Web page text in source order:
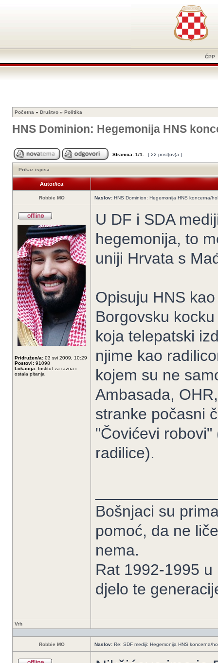
ČPP
Početna » Društvo » Politika
HNS Dominion: Hegemonija HNS
Stranica: 1/1 [ 22 post(ov)a ]
Prikaz ispisa
Autor/ica
Robbie MO Naslov: HNS Dominion: Hegemonija HNS koncerna/
Pridružen/a: 03 svi 2009, 10:29
Postovi: 91098
Lokacija: Institut za razna i
ostala pitanja
U DF i SDA
hegemonija, to
uniji Hrvata s
Opisuju HNS
Borgovsku
koja telepatski
njime kao
kojem su ne
Ambasada,
stranke počasni
"Čovićevi
radilice).
Bošnjaci su
pomoć, da ne
nema.
Rat 1992-1995
djelo te
Vrh
Robbie MO Naslov: Re: SDF mediji: Hegemonija HNS koncerna/